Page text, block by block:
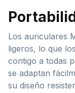
Los auriculares
ligeros, lo que
contigo a todas
se adaptan
su diseño